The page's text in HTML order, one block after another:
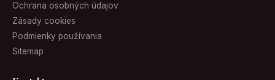
Ochrana osobných údajov
Zásady cookies
Podmienky používania
Sitemap